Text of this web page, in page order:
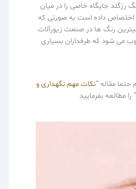
رزگلد جایگاه خاصی را در میان
اختصاص داده است به صورتی که
رنگ ها در صنعت زیورآلات
می شود که طرفداران بسیاری
حتما مقاله “نکات مهم نگهداری و
” را مطالعه بفرمایید